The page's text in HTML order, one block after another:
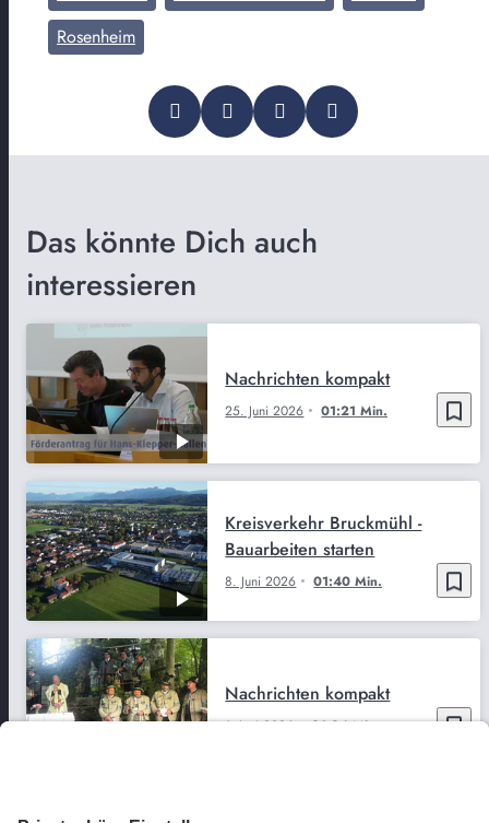
Rosenheim
Das könnte Dich auch
interessieren
bookmark_border
25. Juni 2026 01:21 Min.
Nachrichten kompakt
bookmark_border
8. Juni 2026 01:40 Min.
Kreisverkehr Bruckmühl -
Bauarbeiten starten
bookmark_border
1. Juni 2026 01:24 Min.
Nachrichten kompakt